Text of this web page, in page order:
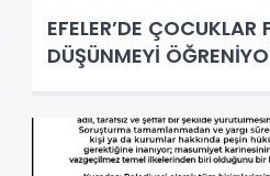
EFELER’DE ÇOCUKLAR
DÜŞÜNMEYİ